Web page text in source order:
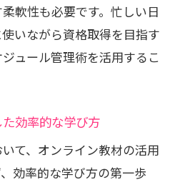
いセラピスト通信講座で
も学べる通信講座の魅力
つく実践的なスキル
最大限に活かす方法
軟性も必要です。忙しい日
いながら資格取得を目指す
ュール管理術を活用するこ
効率的な学び方
て、オンライン教材の活用
効率的な学び方の第一歩